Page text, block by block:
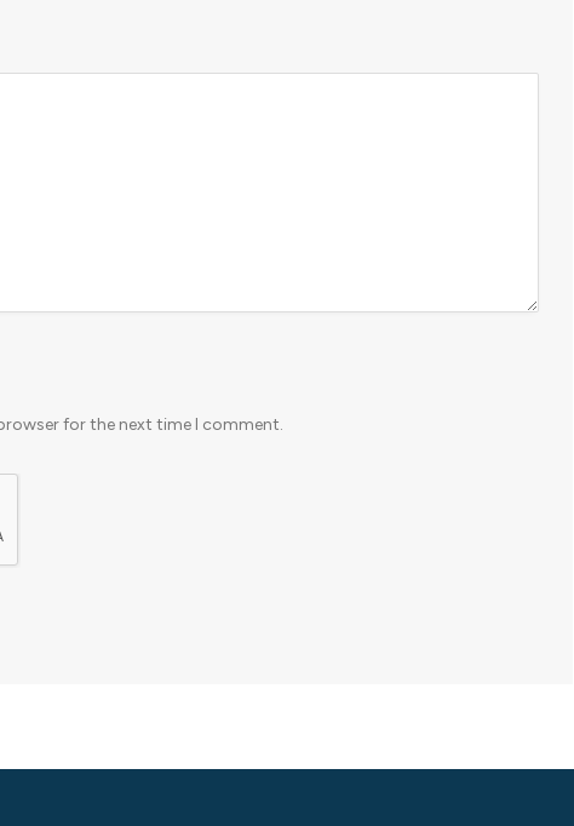
for the next time I comment.